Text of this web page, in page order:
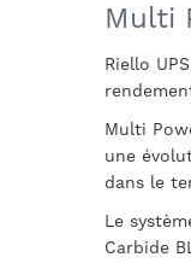
Multi
Riello
Multi
une
dans le
Le
Carbide